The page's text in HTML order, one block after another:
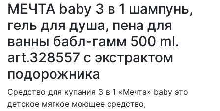
МЕЧТА baby 3 в 1 шампунь,
гель для душа, пена для
ванны бабл-гамм 500 ml.
art.328557 с экстрактом
подорожника
Средство для купания 3 в 1 «Мечта» baby это
детское мягкое моющее средство,